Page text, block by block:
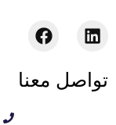
L
i
k
e
F
a
e
تواصل معنا